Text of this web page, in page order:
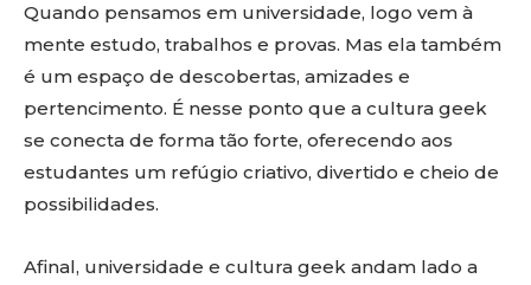
Quando pensamos em universidade, logo vem à
mente estudo, trabalhos e provas. Mas ela também
é um espaço de descobertas, amizades e
pertencimento. É nesse ponto que a cultura geek
se conecta de forma tão forte, oferecendo aos
estudantes um refúgio criativo, divertido e cheio de
possibilidades.
Afinal, universidade e cultura geek andam lado a